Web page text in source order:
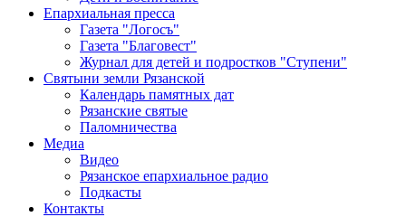
Епархиальная пресса
Газета "Логосъ"
Газета "Благовест"
Журнал для детей и подростков "Ступени"
Святыни земли Рязанской
Календарь памятных дат
Рязанские святые
Паломничества
Медиа
Видео
Рязанское епархиальное радио
Подкасты
Контакты